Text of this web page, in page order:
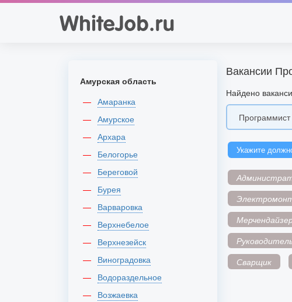
Вакансии
Найдено
Укажите
Сварщик
Амурская область
Амаранка
Амурское
Архара
Белогорье
Береговой
Бурея
Варваровка
Верхнебелое
Верхнезейск
Виноградовка
Водораздельное
Возжаевка